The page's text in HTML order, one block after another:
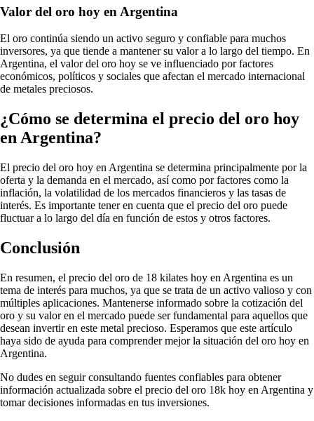
Valor del oro hoy en Argentina
El oro continúa siendo un activo seguro y confiable para muchos
inversores, ya que tiende a mantener su valor a lo largo del tiempo. En
Argentina, el valor del oro hoy se ve influenciado por factores
económicos, políticos y sociales que afectan el mercado internacional
de metales preciosos.
¿Cómo se determina el precio del oro hoy
en Argentina?
El precio del oro hoy en Argentina se determina principalmente por la
oferta y la demanda en el mercado, así como por factores como la
inflación, la volatilidad de los mercados financieros y las tasas de
interés. Es importante tener en cuenta que el precio del oro puede
fluctuar a lo largo del día en función de estos y otros factores.
Conclusión
En resumen, el precio del oro de 18 kilates hoy en Argentina es un
tema de interés para muchos, ya que se trata de un activo valioso y con
múltiples aplicaciones. Mantenerse informado sobre la cotización del
oro y su valor en el mercado puede ser fundamental para aquellos que
desean invertir en este metal precioso. Esperamos que este artículo
haya sido de ayuda para comprender mejor la situación del oro hoy en
Argentina.
No dudes en seguir consultando fuentes confiables para obtener
información actualizada sobre el precio del oro 18k hoy en Argentina y
tomar decisiones informadas en tus inversiones.